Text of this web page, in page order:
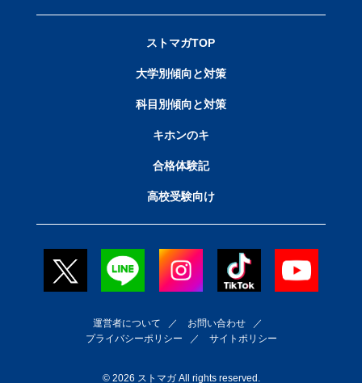
ストマガTOP
大学別傾向と対策
科目別傾向と対策
キホンのキ
合格体験記
高校受験向け
運営者について ／ お問い合わせ／
プライバシーポリシー ／ サイトポリシー
© 2026 ストマガ All rights reserved.